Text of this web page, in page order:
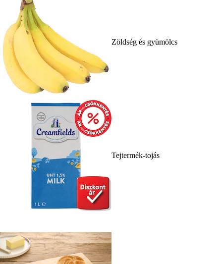
Zöldség és gyümölcs
Tejtermék-tojás